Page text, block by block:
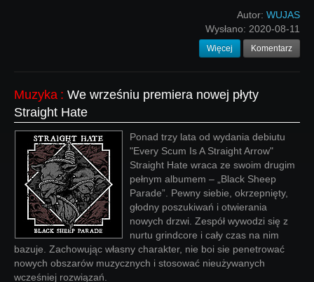
Autor: WUJAS
Wysłano: 2020-08-11
Więcej Komentarz
Muzyka : We wrześniu premiera nowej płyty
Straight Hate
Ponad trzy lata od wydania debiutu
"Every Scum Is A Straight Arrow"
Straight Hate wraca ze swoim drugim
pełnym albumem – „Black Sheep
Parade”. Pewny siebie, okrzepnięty,
głodny poszukiwań i otwierania
nowych drzwi. Zespół wywodzi się z
nurtu grindcore i cały czas na nim
bazuje. Zachowując własny charakter, nie boi sie penetrować
nowych obszarów muzycznych i stosować nieużywanych
wcześniej rozwiązań.